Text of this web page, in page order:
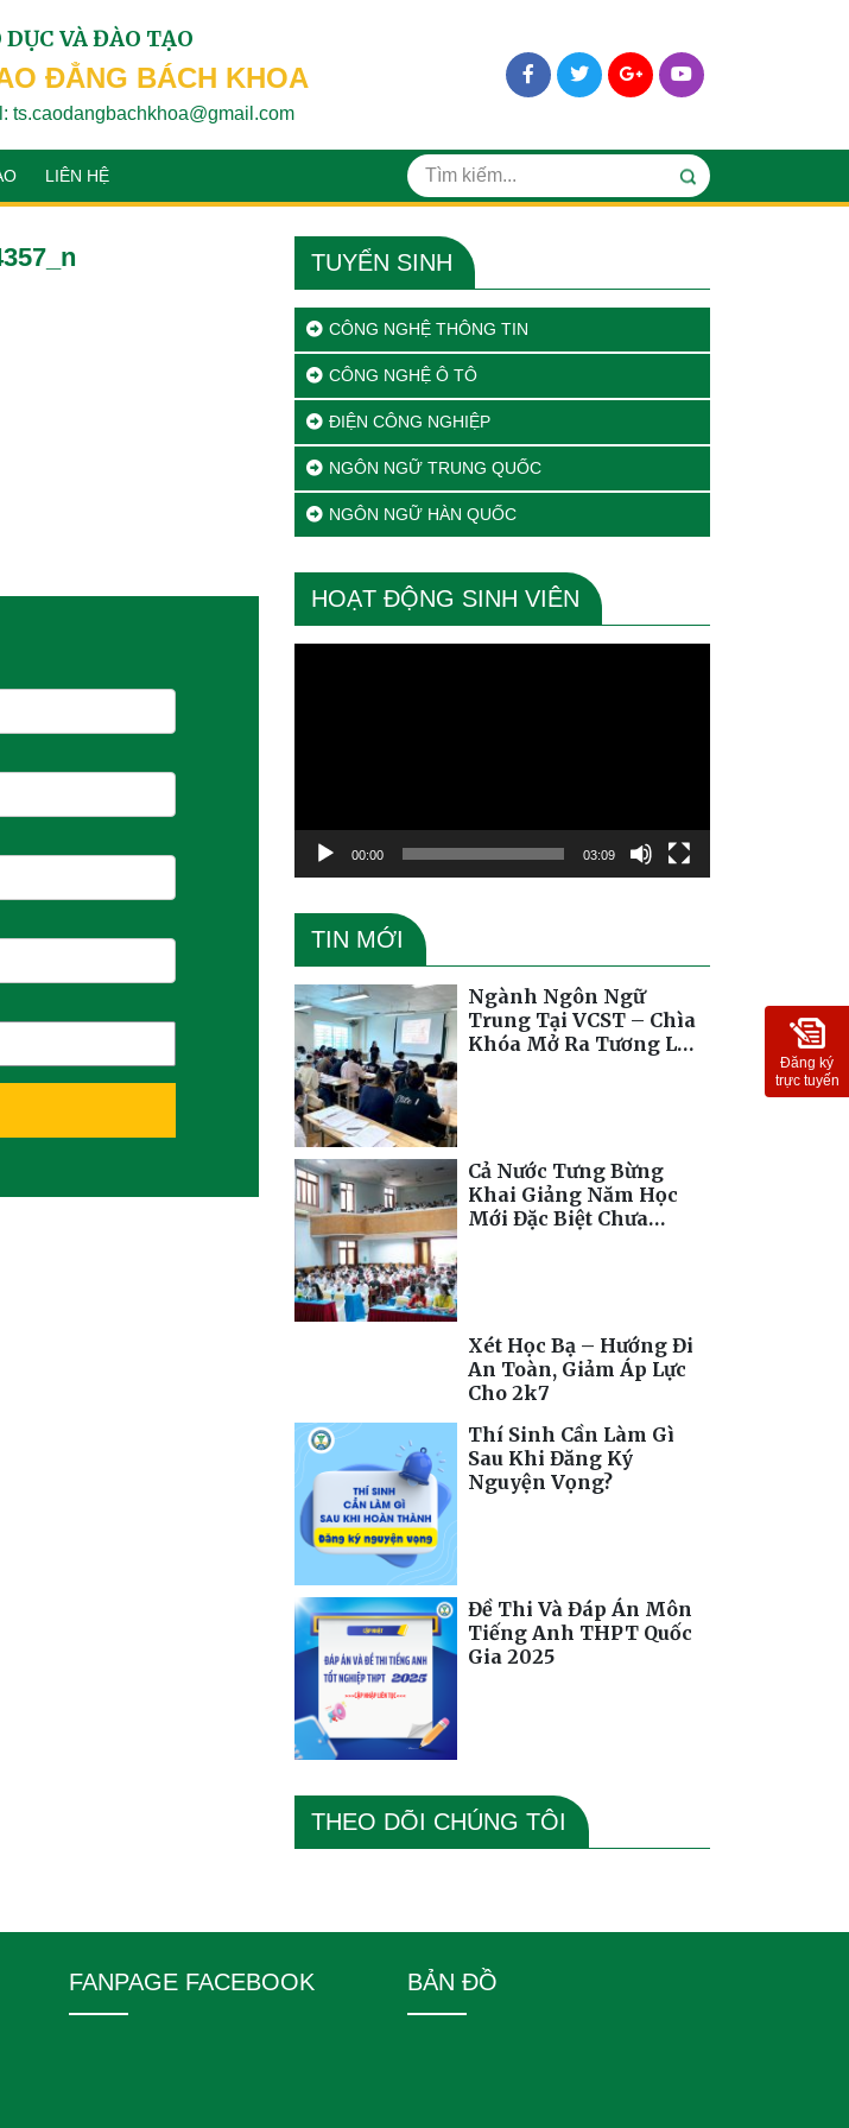
DỤC VÀ ĐÀO TẠO
ĐẲNG BÁCH KHOA
ts.caodangbachkhoa@gmail.com
LIÊN HỆ
TUYỂN SINH
CÔNG NGHỆ THÔNG TIN
CÔNG NGHỆ Ô TÔ
ĐIỆN CÔNG NGHIỆP
NGÔN NGỮ TRUNG QUỐC
NGÔN NGỮ HÀN QUỐC
HOẠT ĐỘNG SINH VIÊN
00:00 03:09
TIN MỚI
Ngành Ngôn Ngữ
Trung Tại VCST – Chìa
Khóa Mở Ra Tương Lai
Cả Nước Tưng Bừng
Khai Giảng Năm Học
Mới Đặc Biệt Chưa
Xét Học Bạ – Hướng Đi
An Toàn, Giảm Áp Lực
Cho 2k7
Thí Sinh Cần Làm Gì
Sau Khi Đăng Ký
Nguyện Vọng?
Đề Thi Và Đáp Án Môn
Tiếng Anh THPT Quốc
Gia 2025
THEO DÕI CHÚNG TÔI
FANPAGE FACEBOOK BẢN ĐỒ
Đăng ký
trực tuyến